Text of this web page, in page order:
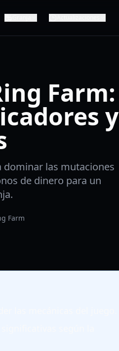
Farm:
y
dominar las mutaciones
de dinero para un
Farm